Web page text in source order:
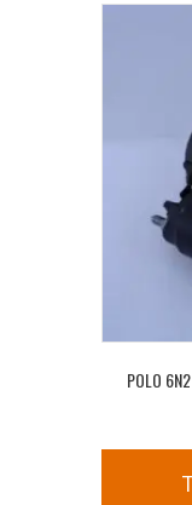
POLO